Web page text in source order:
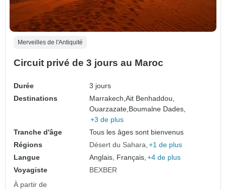
Merveilles de l'Antiquité
Circuit privé de 3 jours au Maroc
Durée
3 jours
Destinations
Marrakech,Ait Benhaddou,
Ouarzazate,Boumalne Dades,
+3 de plus
Tranche d'âge
Tous les âges sont bienvenus
Régions
Désert du Sahara +1 de plus
Langue
Anglais, Français, +4 de plus
Voyagiste
BEXBER
À partir de